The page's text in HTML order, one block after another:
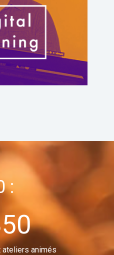
autonomes avec nos
digital learning
:
animés